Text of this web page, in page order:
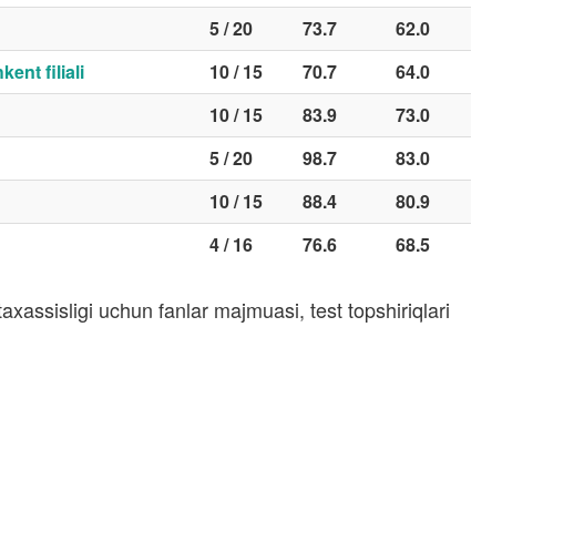
5 / 20 73.7
62.0
filiali
10 / 15 70.7
64.0
10 / 15 83.9
73.0
5 / 20 98.7
83.0
10 / 15 88.4
80.9
4 / 16 76.6 68.5
uchun fanlar majmuasi, test topshiriqlari